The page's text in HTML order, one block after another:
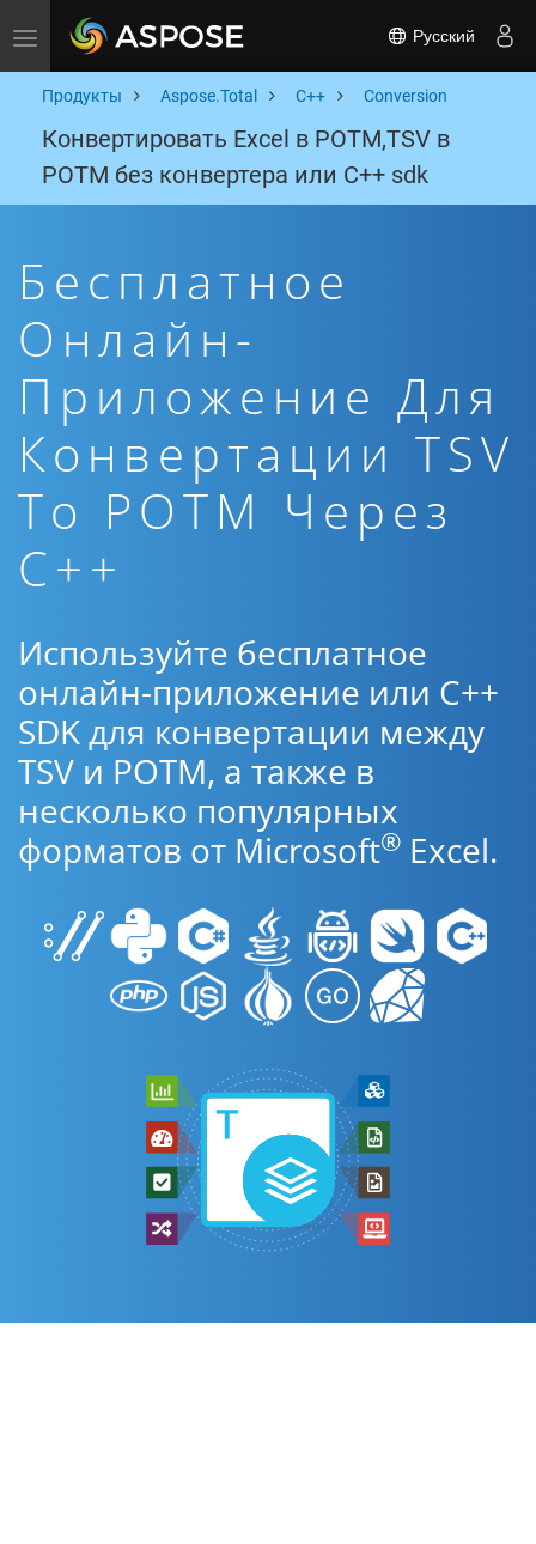
Toggle navigation Русский
Продукты Aspose.Total C++ Conversion
Конвертировать Excel в POTM,TSV в
POTM без конвертера или C++ sdk
Бесплатное
Онлайн-
Приложение Для
Конвертации TSV
To POTM Через
C++
Используйте бесплатное
онлайн-приложение или C++
SDK для конвертации между
TSV и POTM, а также в
несколько популярных
форматов от Microsoft® Excel.